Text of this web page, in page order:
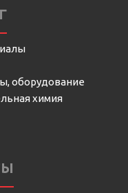
оборудование
химия